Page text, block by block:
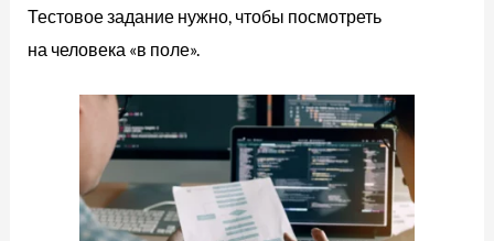
Тестовое задание нужно, чтобы посмотреть
на человека «в поле».